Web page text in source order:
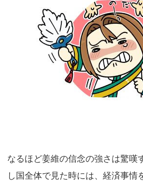
なるほど姜維の信念の強さは驚嘆
し国全体で見た時には、経済事情